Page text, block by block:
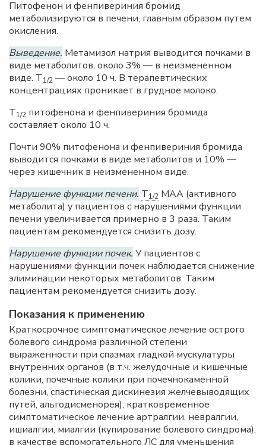
Питофенон и фенпивериния бромид
метаболизируются в печени, главным образом путем
окисления.
Выведение. Метамизол натрия выводится почками в
виде метаболитов, около 3% — в неизмененном
виде. T1/2 — около 10 ч. В терапевтических
концентрациях проникает в грудное молоко.
T1/2 питофенона и фенпивериния бромида
составляет около 10 ч.
Почти 90% питофенона и фенпивериния бромида
выводится почками в виде метаболитов и 10% —
через кишечник в неизмененном виде.
Нарушение функции печени. T1/2 МАА (активного
метаболита) у пациентов с нарушениями функции
печени увеличивается примерно в 3 раза. Таким
пациентам рекомендуется снизить дозу.
Нарушение функции почек. У пациентов с
нарушениями функции почек наблюдается снижение
элиминации некоторых метаболитов. Таким
пациентам рекомендуется снизить дозу.
Показания к применению
Краткосрочное симптоматическое лечение острого
болевого синдрома различной степени
выраженности при спазмах гладкой мускулатуры
внутренних органов (в т.ч. желудочные и кишечные
колики, почечные колики при почечнокаменной
болезни, спастическая дискинезия желчевыводящих
путей, альгодисменорея); кратковременное
симптоматическое лечение артралгии, невралгии,
ишиалгии, миалгии (купирование болевого синдрома);
в качестве вспомогательного ЛС для уменьшения